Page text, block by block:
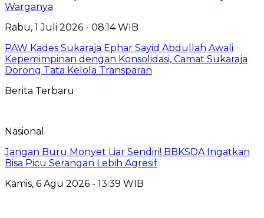
Warganya
Rabu, 1 Juli 2026 - 08:14 WIB
PAW Kades Sukaraja Ephar Sayid Abdullah Awali
Kepemimpinan dengan Konsolidasi, Camat Sukaraja
Dorong Tata Kelola Transparan
Berita Terbaru
Nasional
Jangan Buru Monyet Liar Sendiri! BBKSDA Ingatkan
Bisa Picu Serangan Lebih Agresif
Kamis, 6 Agu 2026 - 13:39 WIB